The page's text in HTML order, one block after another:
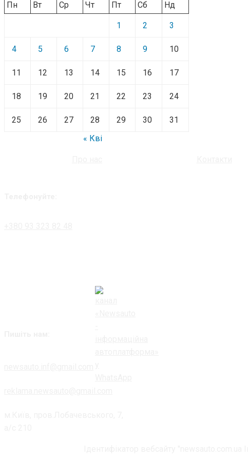
Пн Вт Ср Чт Пт Сб Нд
1 2 3
4 5 6 7 8 9 10
11 12 13 14 15 16 17
18 19 20 21 22 23 24
25 26 27 28 29 30
31
« Кві